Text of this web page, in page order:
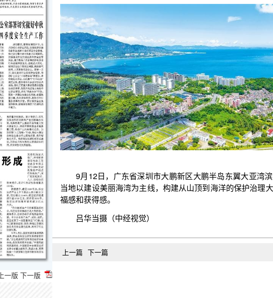
上一版 下一版
9月12日，广东省深圳市大鹏新区大鹏半岛东翼大亚湾滨海风光旖旎。近年来，
当地以建设美丽海湾为主线，构建从山顶到海洋的保护治理大格局，提升了市民的幸
福感和获得感。
吕华当摄（中经视觉）
上一篇 下一篇